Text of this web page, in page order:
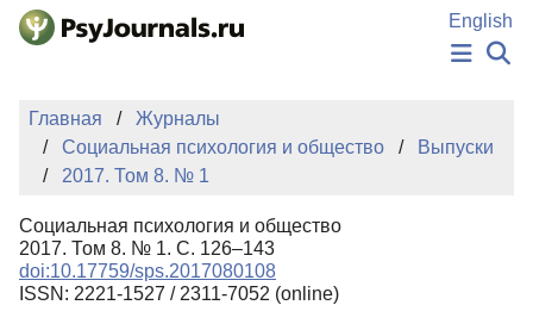
Перейти к основному содержанию
English
НОВОСТИ
ИЗДАНИЯ
БАЗА ЗНАНИЙ
КЛЮЧЕВЫЕ СЛОВА
Регистрация
Главная
Журналы
Социальная психология и общество
Выпуски
2017. Том 8. № 1
Социальная психология и общество
2017. Том 8. № 1. С. 126–143
doi:10.17759/sps.2017080108
ISSN: 2221-1527 / 2311-7052 (online)